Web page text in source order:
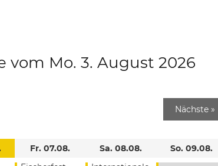
Mo. 3. August 2026
Nächste »
Fr. 07.08.
Sa. 08.08.
So. 09.08.